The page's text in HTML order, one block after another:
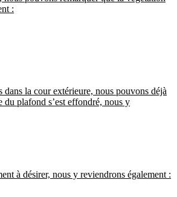
:
dans la cour extérieure, nous pouvons déjà
du plafond s’est effondré, nous y
à désirer, nous y reviendrons également :